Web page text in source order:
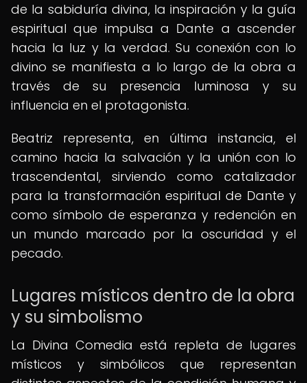
de la sabiduría divina, la inspiración y la guía
espiritual que impulsa a Dante a ascender
hacia la luz y la verdad. Su conexión con lo
divino se manifiesta a lo largo de la obra a
través de su presencia luminosa y su
influencia en el protagonista.
Beatriz representa, en última instancia, el
camino hacia la salvación y la unión con lo
trascendental, sirviendo como catalizador
para la transformación espiritual de Dante y
como símbolo de esperanza y redención en
un mundo marcado por la oscuridad y el
pecado.
Lugares místicos dentro de la obra
y su simbolismo
La Divina Comedia está repleta de lugares
místicos y simbólicos que representan